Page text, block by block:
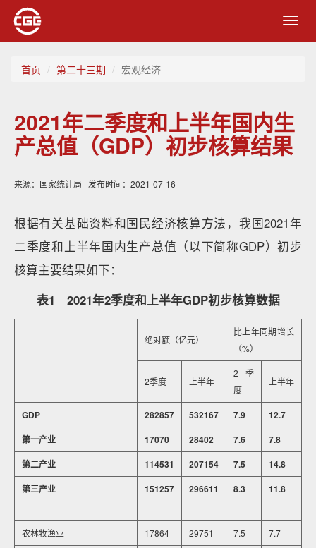
首页 第二十三期 宏观经济
2021年二季度和上半年国内生
产总值（GDP）初步核算结果
来源：国家统计局 | 发布时间：2021-07-16
根据有关基础资料和国民经济核算方法，我国2021年
二季度和上半年国内生产总值（以下简称GDP）初步
核算主要结果如下：
表1 2021年2季度和上半年GDP初步核算数据
绝对额（亿元）
比上年同期增长
（%）
2季度 上半年
2季
度
上半年
GDP 282857 532167 7.9
12.7
第一产业
17070 28402 7.6
7.8
第二产业
114531 207154 7.5
14.8
第三产业
151257 296611 8.3 11.8
农林牧渔业 17864 29751 7.5 7.7